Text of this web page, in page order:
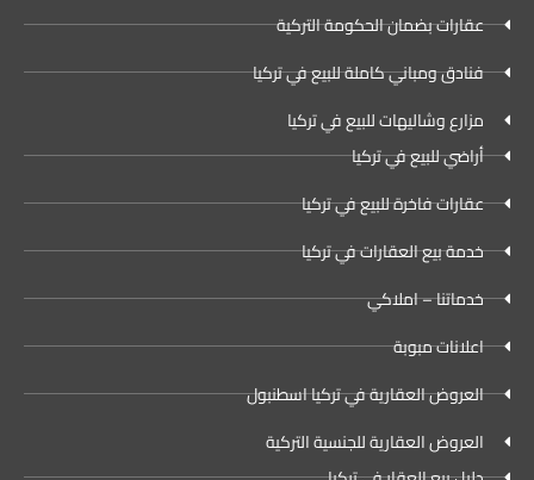
عقارات بضمان الحكومة التركية
فنادق ومباني كاملة للبيع في تركيا
مزارع وشاليهات للبيع في تركيا
أراضي للبيع في تركيا
عقارات فاخرة للبيع في تركيا
خدمة بيع العقارات في تركيا
خدماتنا – املاكي
اعلانات مبوبة
العروض العقارية في تركيا اسطنبول
العروض العقارية للجنسية التركية